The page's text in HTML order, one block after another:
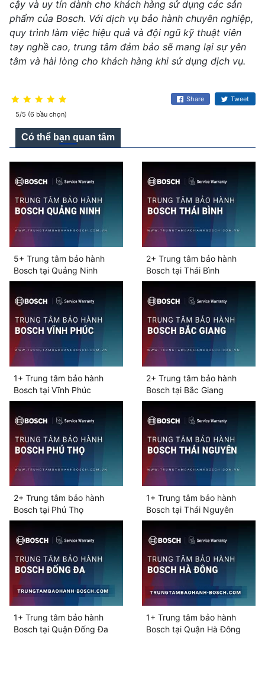
cậy và uy tín dành cho khách hàng sử dụng các sản
phẩm của Bosch. Với dịch vụ bảo hành chuyên nghiệp,
quy trình làm việc hiệu quả và đội ngũ kỹ thuật viên
tay nghề cao, trung tâm đảm bảo sẽ mang lại sự yên
tâm và hài lòng cho khách hàng khi sử dụng dịch vụ.
5/5 (6 bầu chọn)
Share Tweet
Có thể bạn quan tâm
5+ Trung tâm bảo hành
Bosch tại Quảng Ninh
2+ Trung tâm bảo hành
Bosch tại Thái Bình
1+ Trung tâm bảo hành
Bosch tại Vĩnh Phúc
2+ Trung tâm bảo hành
Bosch tại Bắc Giang
2+ Trung tâm bảo hành
Bosch tại Phú Thọ
1+ Trung tâm bảo hành
Bosch tại Thái Nguyên
1+ Trung tâm bảo hành
Bosch tại Quận Đống Đa
1+ Trung tâm bảo hành
Bosch tại Quận Hà Đông